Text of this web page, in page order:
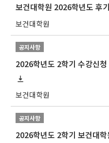
보건대학원 2026학년도 후
보건대학원
공지사항
2026학년도 2학기 수강신청
보건대학원
공지사항